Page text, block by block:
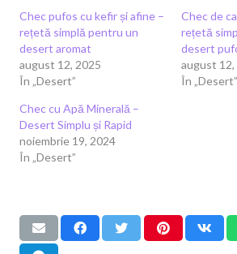
Chec pufos cu kefir și afine –
rețetă simplă pentru un
desert aromat
august 12, 2025
În „Desert”
Chec de
rețetă
desert
august 12,
În „Desert”
Chec cu Apă Minerală –
Desert Simplu și Rapid
noiembrie 19, 2024
În „Desert”